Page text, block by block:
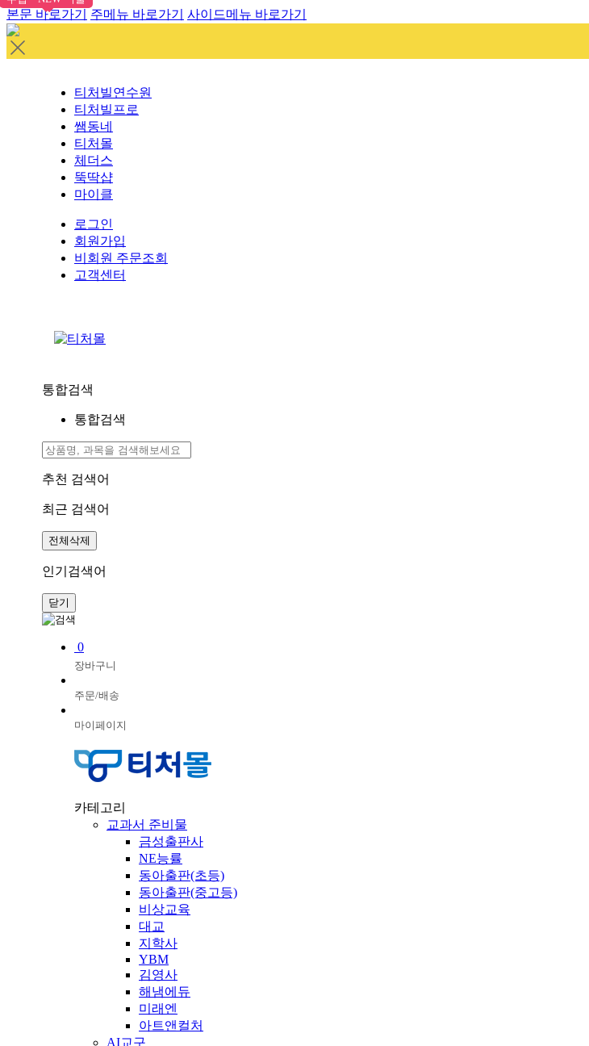
본문 바로가기 주메뉴 바로가기 사이드메뉴 바로가기
티처빌연수원
티처빌프로
쌤동네
티처몰
체더스
뚝딱샵
마이클
로그인
회원가입
비회원 주문조회
고객센터
통합검색
통합검색
추천 검색어
최근 검색어
전체삭제
인기검색어
닫기
0
장바구니
주문/배송
마이페이지
카테고리
교과서 준비물
금성출판사
NE능률
동아출판(초등)
동아출판(중고등)
비상교육
대교
지학사
YBM
김영사
해냄에듀
미래엔
아트앤컬처
AI교구